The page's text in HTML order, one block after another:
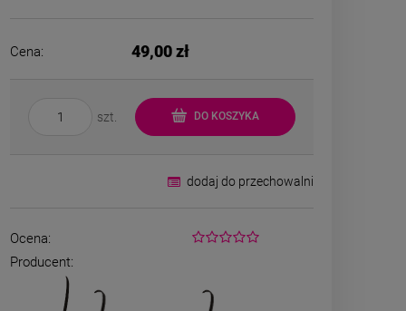
Cena: 49,00 zł
szt. DO KOSZYKA
dodaj do przechowalni
Ocena:
Producent: